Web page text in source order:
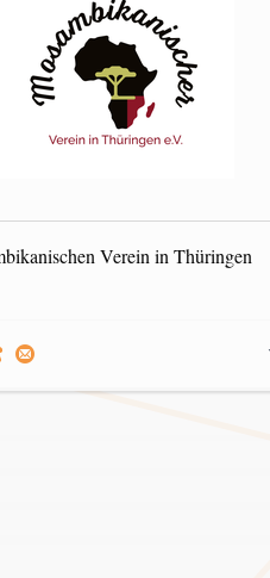
Verein in Thüringen